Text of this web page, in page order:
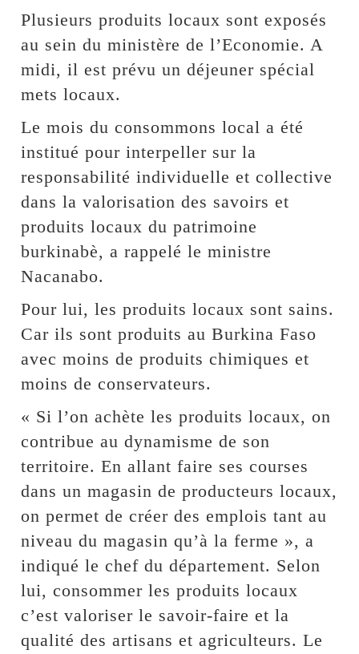
Plusieurs produits locaux sont exposés
au sein du ministère de l’Economie. A
midi, il est prévu un déjeuner spécial
mets locaux.
Le mois du consommons local a été
institué pour interpeller sur la
responsabilité individuelle et collective
dans la valorisation des savoirs et
produits locaux du patrimoine
burkinabè, a rappelé le ministre
Nacanabo.
Pour lui, les produits locaux sont sains.
Car ils sont produits au Burkina Faso
avec moins de produits chimiques et
moins de conservateurs.
« Si l’on achète les produits locaux, on
contribue au dynamisme de son
territoire. En allant faire ses courses
dans un magasin de producteurs locaux,
on permet de créer des emplois tant au
niveau du magasin qu’à la ferme », a
indiqué le chef du département. Selon
lui, consommer les produits locaux
c’est valoriser le savoir-faire et la
qualité des artisans et agriculteurs. Le